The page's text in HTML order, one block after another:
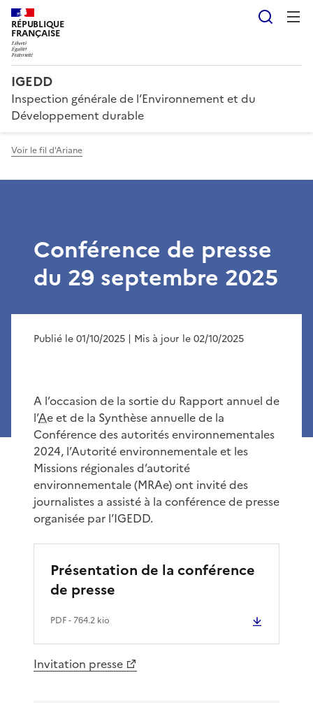
RÉPUBLIQUE
FRANÇAISE
IGEDD
Inspection générale de l’Environnement et du
Développement durable
Voir le fil d'Ariane
Conférence de presse
du 29 septembre 2025
Publié le 01/10/2025 | Mis à jour le 02/10/2025
A l’occasion de la sortie du Rapport annuel de
l’Aeet de la Synthèse annuelle de la
Conférence des autorités environnementales
2024, l’Autorité environnementale et les
Missions régionales d’autorité
environnementale (MRAe) ont invité des
journalistes a assisté à la conférence de presse
organisée par l’IGEDD.
Présentation de la conférence
de presse
PDF- 764.2 kio
Invitation presse